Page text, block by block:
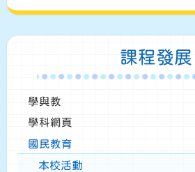
課程發展
學與教
學科網頁
國民教育
本校活動